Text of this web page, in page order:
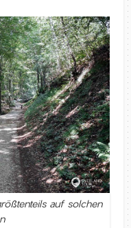
auf solchen